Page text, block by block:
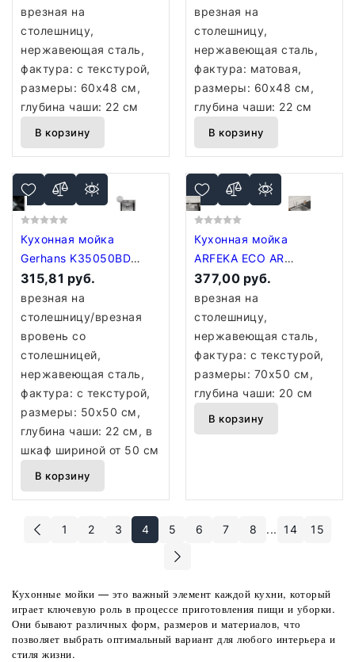
поверхность (с
коландером и
дозатором)
врезная на
столешницу,
нержавеющая сталь,
фактура: с текстурой,
размеры: 60x48 см,
глубина чаши: 22 см
В корзину
врезная на
столешницу,
нержавеющая сталь,
фактура: матовая,
размеры: 60x48 см,
глубина чаши: 22 см
В корзину
Кухонная мойка
Gerhans K35050BD
Decor (графит)
315,81 руб.
врезная на
столешницу/врезная
вровень со
столешницей,
нержавеющая сталь,
фактура: с текстурой,
размеры: 50x50 см,
глубина чаши: 22 см, в
шкаф шириной от 50 см
В корзину
Кухонная мойка
ARFEKA ECO AR
700*500 SATIN DECOR
377,00 руб.
врезная на
столешницу,
нержавеющая сталь,
фактура: с текстурой,
размеры: 70x50 см,
глубина чаши: 20 см
В корзину
1 2 3 4 5 6 7 8 ... 14 15
Кухонные мойки — это важный элемент каждой кухни, который
играет ключевую роль в процессе приготовления пищи и уборки.
Они бывают различных форм, размеров и материалов, что
позволяет выбрать оптимальный вариант для любого интерьера и
стиля жизни.